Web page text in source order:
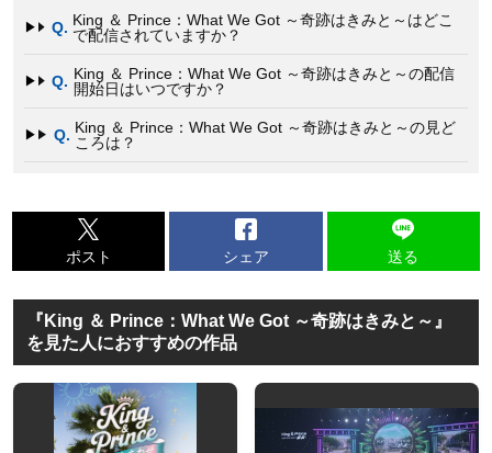
Q. King ＆ Prince：What We Got ～奇跡はきみと～はどこ
で配信されていますか？
Q. King ＆ Prince：What We Got ～奇跡はきみと～の配信
開始日はいつですか？
Q. King ＆ Prince：What We Got ～奇跡はきみと～の見ど
ころは？
ポスト シェア 送る
『King ＆ Prince：What We Got ～奇跡はきみと～』
を見た人におすすめの作品